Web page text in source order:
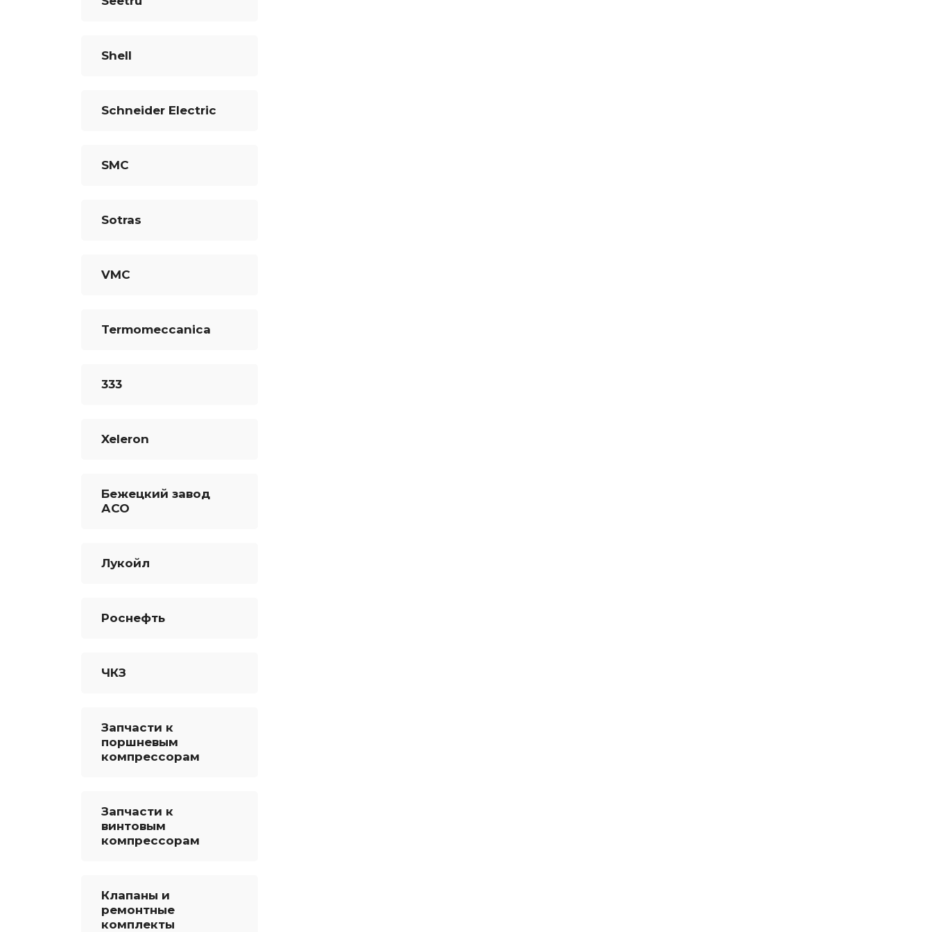
Shell
Schneider Electric
SMC
Sotras
VMC
Termomeccanica
333
Xeleron
Бежецкий завод
АСО
Лукойл
Роснефть
ЧКЗ
Запчасти к
поршневым
компрессорам
Запчасти к
винтовым
компрессорам
Клапаны и
ремонтные
комплекты